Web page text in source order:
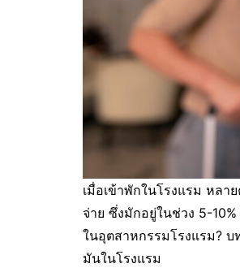
เมื่อเข้าพักในโรงแรม หลา
จ่าย ซึ่งมักอยู่ในช่วง 5-
ในอุตสาหกรรมโรงแรม?
มันในโรงแรม